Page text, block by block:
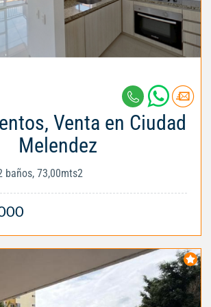
Venta en Ciudad
Melendez
baños, 73,00mts2